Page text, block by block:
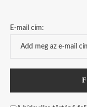
E-mail cím: